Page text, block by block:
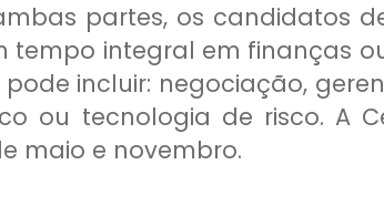
partes, os candidatos
tempo integral em finanças
incluir: negociação,
ou tecnologia de risco. A
maio e novembro.